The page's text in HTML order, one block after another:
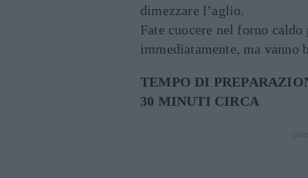
dimezzare l’aglio.
Fate cuocere nel forno
immediatamente, ma vanno
TEMPO DI
30 MINUTI CIRCA